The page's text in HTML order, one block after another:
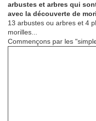
arbustes et arbres qui
avec la découverte de
13 arbustes ou arbres et 4
morilles...
Commençons par les